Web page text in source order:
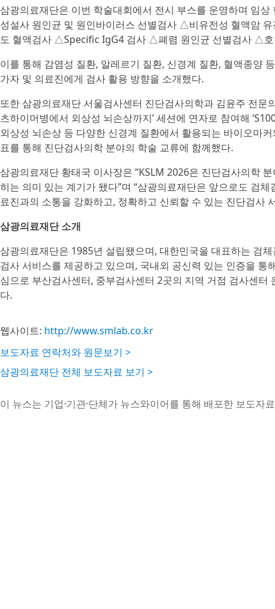
삼광의료재단은 이번 학술대회에서 전시 부스를 운영하며 임
성설사 원인균 및 원인바이러스 선별검사 △비유전성 혈액암
도 혈액검사 △Specific IgG4 검사 △폐렴 원인균 선별검사 △
이를 통해 감염성 질환, 알레르기 질환, 신경계 질환, 혈액종양
가자 및 의료진에게 검사 활용 방향을 소개했다.
또한 삼광의료재단 서울검사센터 진단검사의학과 김윤주 전
츠하이머병에서 외상성 뇌손상까지’ 세션에 연자로 참여해
외상성 뇌손상 등 다양한 신경계 질환에서 활용되는 바이오마
표를 통해 진단검사의학 분야의 학술 교류에 함께했다.
삼광의료재단 황태국 이사장은 “KSLM 2026은 진단검사의학
히는 의미 있는 계기가 됐다”며 “삼광의료재단은 앞으로도 검
료진과의 소통을 강화하고, 정확하고 신뢰할 수 있는 진단검사
삼광의료재단 소개
삼광의료재단은 1985년 설립됐으며, 대한민국을 대표하는 검
검사 서비스를 제공하고 있으며, 국내외 공신력 있는 인증을
심으로 부산검사센터, 중부검사센터 2곳의 지역 거점 검사센
다.
웹사이트: http://www.smlab.co.kr
보도자료 연락처와 원문보기 >
삼광의료재단 전체 보도자료 보기 >
이 뉴스는 기업·기관·단체가 뉴스와이어를 통해 배포한 보도자